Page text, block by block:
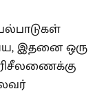
இதனை ஒரு